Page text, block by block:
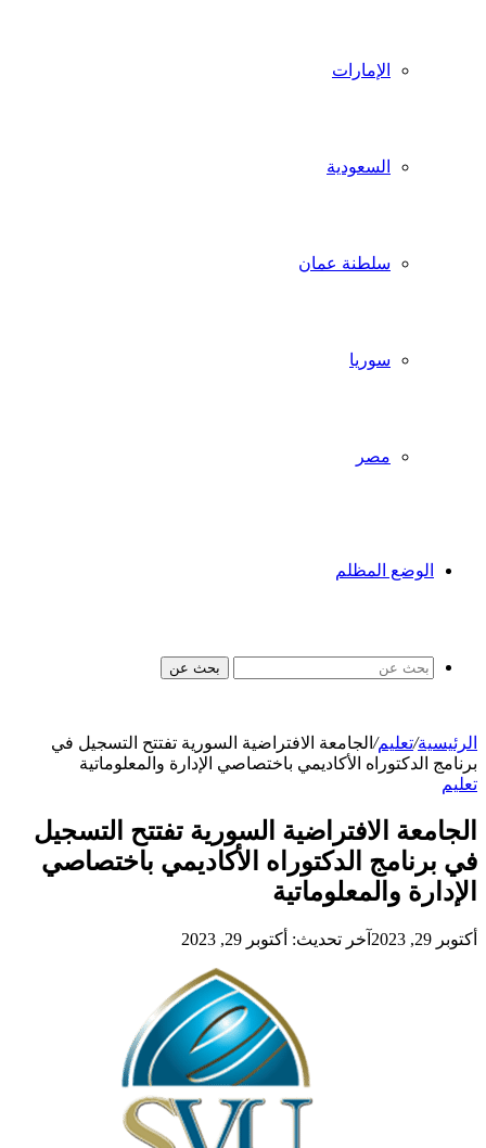
الإمارات
السعودية
سلطنة عمان
سوريا
مصر
الوضع المظلم
بحث عن
الرئيسية/تعليم/ الجامعة الافتراضية السورية تفتتح التسجيل في
برنامج الدكتوراه الأكاديمي باختصاصي الإدارة والمعلوماتية
تعليم
الجامعة الافتراضية السورية تفتتح التسجيل
في برنامج الدكتوراه الأكاديمي باختصاصي
الإدارة والمعلوماتية
أكتوبر 29, 2023 آخر تحديث: أكتوبر 29, 2023